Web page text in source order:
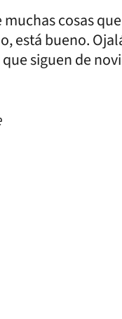
cosas
está bueno.
siguen de